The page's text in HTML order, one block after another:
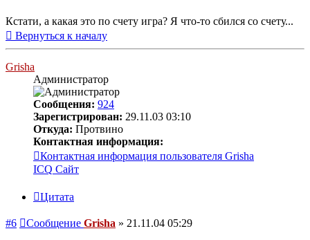
Кстати, а какая это по счету игра? Я что-то сбился со счету...
Вернуться к началу
Grisha
Администратор
Сообщения: 924
Зарегистрирован: 29.11.03 03:10
Откуда: Протвино
Контактная информация:
Контактная информация пользователя Grisha
ICQ Сайт
Цитата
#6 Сообщение Grisha » 21.11.04 05:29